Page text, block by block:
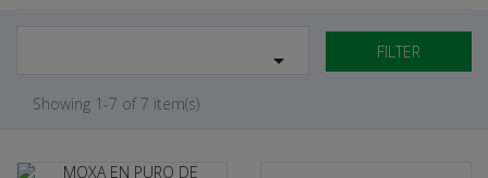
 FILTER
Showing 1-7 of 7 item(s)